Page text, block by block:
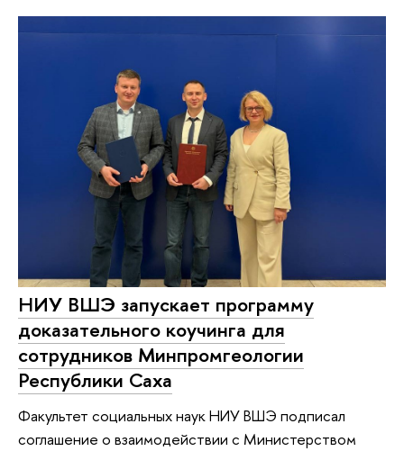
НИУ ВШЭ запускает программу
доказательного коучинга для
сотрудников Минпромгеологии
Республики Саха
Факультет социальных наук НИУ ВШЭ подписал
соглашение о взаимодействии с Министерством